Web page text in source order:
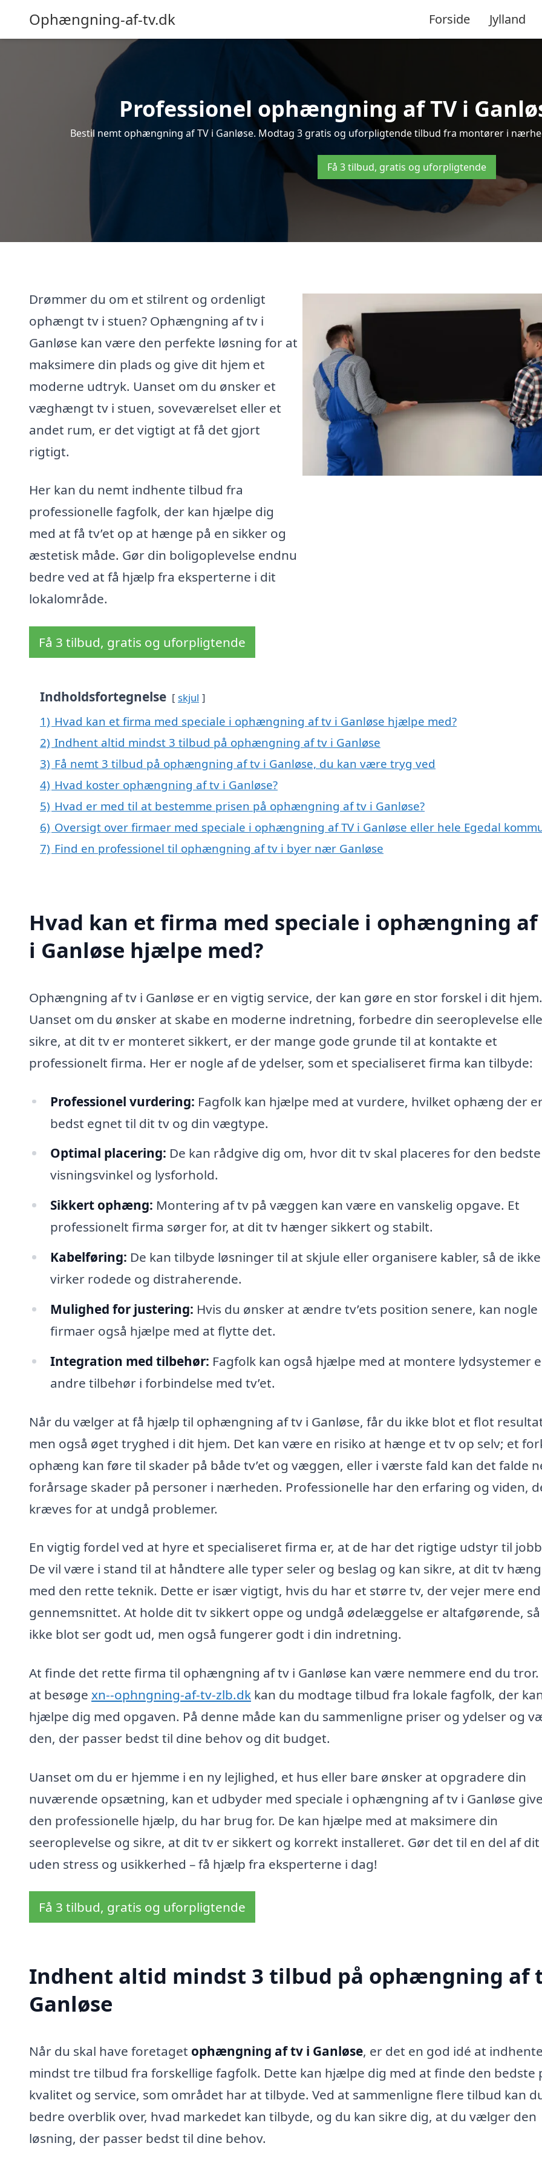
Ophængning-af-tv.dk Forside Jylland
Professionel ophængning af TV i
Bestil nemt ophængning af TV i Ganløse. Modtag 3 gratis og uforpligtende tilbud fra montører i
Få 3 tilbud, gratis og uforpligtende
Drømmer du om et stilrent og ordenligt
ophængt tv i stuen? Ophængning af tv i
Ganløse kan være den perfekte løsning for at
maksimere din plads og give dit hjem et
moderne udtryk. Uanset om du ønsker et
væghængt tv i stuen, soveværelset eller et
andet rum, er det vigtigt at få det gjort
rigtigt.
Her kan du nemt indhente tilbud fra
professionelle fagfolk, der kan hjælpe dig
med at få tv’et op at hænge på en sikker og
æstetisk måde. Gør din boligoplevelse endnu
bedre ved at få hjælp fra eksperterne i dit
lokalområde.
Få 3 tilbud, gratis og uforpligtende
Indholdsfortegnelse skjul
1) Hvad kan et firma med speciale i ophængning af tv i Ganløse hjælpe med?
2) Indhent altid mindst 3 tilbud på ophængning af tv i Ganløse
3) Få nemt 3 tilbud på ophængning af tv i Ganløse, du kan være tryg ved
4) Hvad koster ophængning af tv i Ganløse?
5) Hvad er med til at bestemme prisen på ophængning af tv i Ganløse?
6) Oversigt over firmaer med speciale i ophængning af TV i Ganløse eller hele Egedal
7) Find en professionel til ophængning af tv i byer nær Ganløse
Hvad kan et firma med speciale i ophængning
i Ganløse hjælpe med?
Ophængning af tv i Ganløse er en vigtig service, der kan gøre en stor forskel i dit hjem.
Uanset om du ønsker at skabe en moderne indretning, forbedre din seeroplevelse
sikre, at dit tv er monteret sikkert, er der mange gode grunde til at kontakte et
professionelt firma. Her er nogle af de ydelser, som et specialiseret firma kan tilbyde:
Professionel vurdering: Fagfolk kan hjælpe med at vurdere, hvilket ophæng der
bedst egnet til dit tv og din vægtype.
Optimal placering: De kan rådgive dig om, hvor dit tv skal placeres for den bedste
visningsvinkel og lysforhold.
Sikkert ophæng: Montering af tv på væggen kan være en vanskelig opgave. Et
professionelt firma sørger for, at dit tv hænger sikkert og stabilt.
Kabelføring: De kan tilbyde løsninger til at skjule eller organisere kabler, så de ikke
virker rodede og distraherende.
Mulighed for justering: Hvis du ønsker at ændre tv’ets position senere, kan nogle
firmaer også hjælpe med at flytte det.
Integration med tilbehør: Fagfolk kan også hjælpe med at montere lydsystemer
andre tilbehør i forbindelse med tv’et.
Når du vælger at få hjælp til ophængning af tv i Ganløse, får du ikke blot et flot
men også øget tryghed i dit hjem. Det kan være en risiko at hænge et tv op selv; et
ophæng kan føre til skader på både tv’et og væggen, eller i værste fald kan det falde
forårsage skader på personer i nærheden. Professionelle har den erfaring og viden,
kræves for at undgå problemer.
En vigtig fordel ved at hyre et specialiseret firma er, at de har det rigtige udstyr til
De vil være i stand til at håndtere alle typer seler og beslag og kan sikre, at dit tv
med den rette teknik. Dette er især vigtigt, hvis du har et større tv, der vejer mere end
gennemsnittet. At holde dit tv sikkert oppe og undgå ødelæggelse er altafgørende,
ikke blot ser godt ud, men også fungerer godt i din indretning.
At finde det rette firma til ophængning af tv i Ganløse kan være nemmere end du tror.
at besøge xn--ophngning-af-tv-zlb.dk kan du modtage tilbud fra lokale fagfolk, der
hjælpe dig med opgaven. På denne måde kan du sammenligne priser og ydelser og
den, der passer bedst til dine behov og dit budget.
Uanset om du er hjemme i en ny lejlighed, et hus eller bare ønsker at opgradere din
nuværende opsætning, kan et udbyder med speciale i ophængning af tv i Ganløse
den professionelle hjælp, du har brug for. De kan hjælpe med at maksimere din
seeroplevelse og sikre, at dit tv er sikkert og korrekt installeret. Gør det til en del af
uden stress og usikkerhed – få hjælp fra eksperterne i dag!
Få 3 tilbud, gratis og uforpligtende
Indhent altid mindst 3 tilbud på ophængning af
Ganløse
Når du skal have foretaget ophængning af tv i Ganløse, er det en god idé at
mindst tre tilbud fra forskellige fagfolk. Dette kan hjælpe dig med at finde den bedste
kvalitet og service, som området har at tilbyde. Ved at sammenligne flere tilbud kan
bedre overblik over, hvad markedet kan tilbyde, og du kan sikre dig, at du vælger den
løsning, der passer bedst til dine behov.